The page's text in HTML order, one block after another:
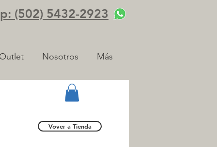
(502) 5432-2923
Outlet Nosotros Más
Vover a Tienda